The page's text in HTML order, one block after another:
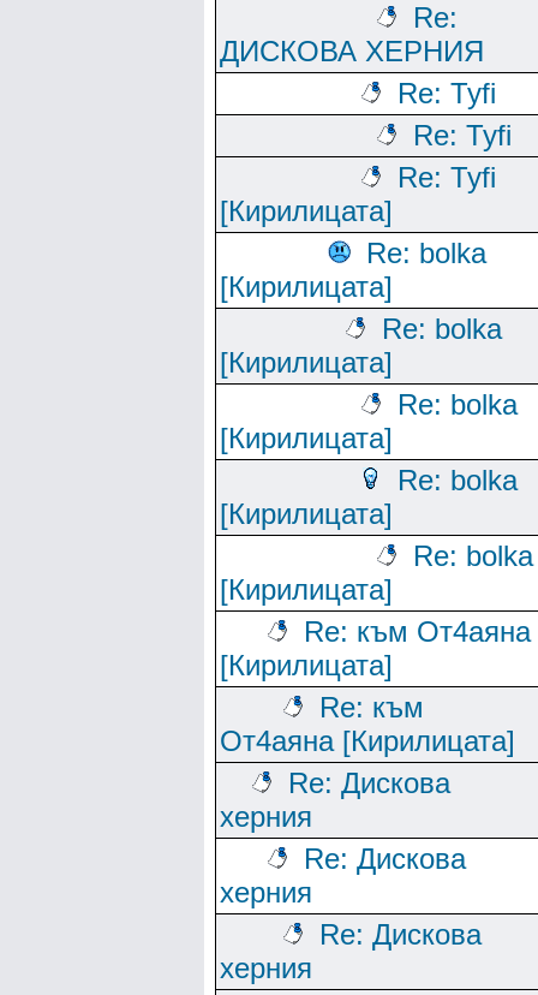
Re:
ДИСКОВА ХЕРНИЯ
Re: Tyfi
Re: Tyfi
Re: Tyfi
[Кирилицата]
Re: bolka
[Кирилицата]
Re: bolka
[Кирилицата]
Re: bolka
[Кирилицата]
Re: bolka
[Кирилицата]
Re: bolka
[Кирилицата]
Re: към От4аяна
[Кирилицата]
Re: към
От4аяна [Кирилицата]
Re: Дискова
херния
Re: Дискова
херния
Re: Дискова
херния